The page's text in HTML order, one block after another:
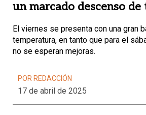
un marcado descenso
El viernes se presenta con una gran
temperatura, en tanto que para el
no se esperan mejoras.
POR REDACCIÓN
17 de abril de 2025